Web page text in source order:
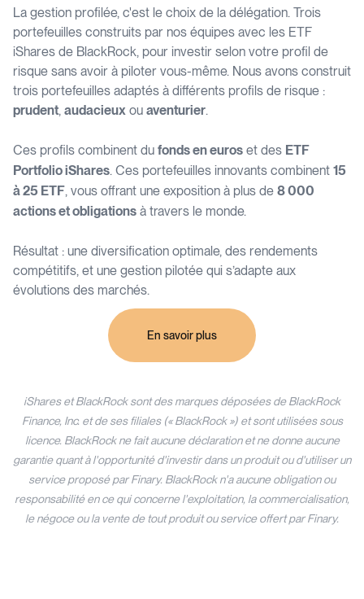
La gestion profilée, c'est le choix de la délégation. Trois
portefeuilles construits par nos équipes avec les ETF
iShares de BlackRock, pour investir selon votre profil de
risque sans avoir à piloter vous-même. Nous avons construit
trois portefeuilles adaptés à différents profils de risque :
prudent, audacieux ou aventurier.
Ces profils combinent du fonds en euros et des ETF
Portfolio iShares. Ces portefeuilles innovants combinent 15
à 25 ETF, vous offrant une exposition à plus de 8 000
actions et obligations à travers le monde.
Résultat : une diversification optimale, des rendements
compétitifs, et une gestion pilotée qui s’adapte aux
évolutions des marchés.
En savoir plus
iShares et BlackRock sont des marques déposées de BlackRock
Finance, Inc. et de ses filiales (« BlackRock ») et sont utilisées sous
licence. BlackRock ne fait aucune déclaration et ne donne aucune
garantie quant à l'opportunité d'investir dans un produit ou d'utiliser un
service proposé par Finary. BlackRock n'a aucune obligation ou
responsabilité en ce qui concerne l'exploitation, la commercialisation,
le négoce ou la vente de tout produit ou service offert par Finary.